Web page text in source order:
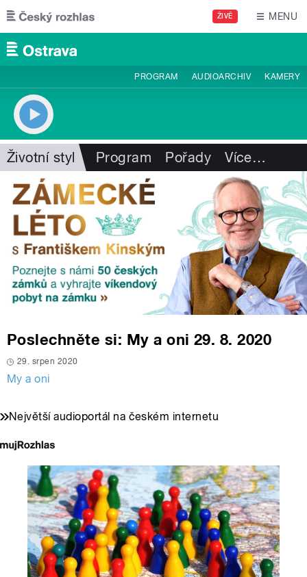
Přejít k hlavnímu obsahu
ŽIVĚ MENU
PROGRAM AUDIOARCHIV KAMERY
Životní styl Program Pořady Více…
Poslechněte si: My a oni 29. 8. 2020
29. srpen 2020
My a oni
Největší audioportál na českém internetu